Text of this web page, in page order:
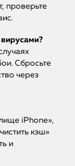
проверьте
Сбросьте
через
iPhone»,
кэш»
и